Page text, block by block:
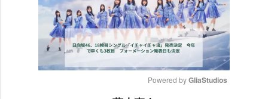
Powered by GliaStudios